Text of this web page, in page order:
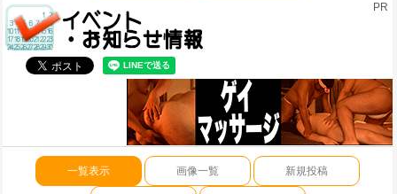
PR
一覧表示 画像一覧 新規投稿